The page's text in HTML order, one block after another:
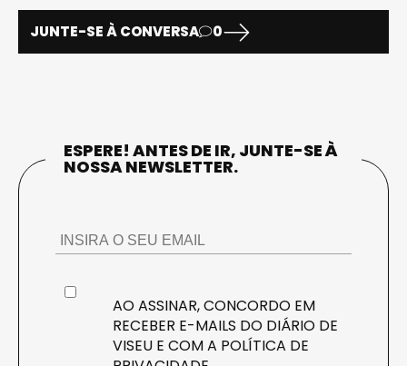
JUNTE-SE À CONVERSA 0
ESPERE! ANTES DE IR, JUNTE-SE À
NOSSA NEWSLETTER.
AO ASSINAR, CONCORDO EM
RECEBER E-MAILS DO DIÁRIO DE
VISEU E COM A POLÍTICA DE